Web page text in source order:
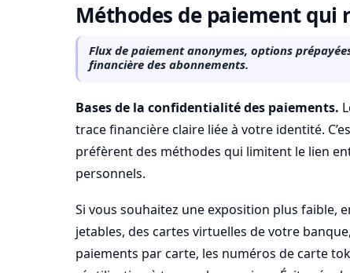
Méthodes de paiement qui
Flux de paiement anonymes, options
financière des abonnements.
Bases de la confidentialité des paiements.
trace financière claire liée à votre identité.
préfèrent des méthodes qui limitent le lien
personnels.
Si vous souhaitez une exposition plus faible,
jetables, des cartes virtuelles de votre
paiements par carte, les numéros de carte